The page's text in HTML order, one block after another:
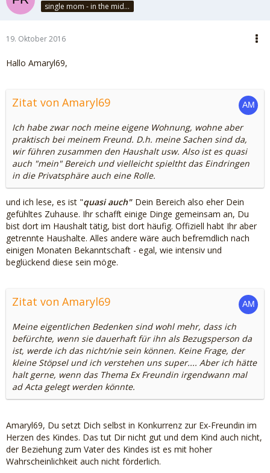
single mom - in the middle of felicity
19. Oktober 2016
Hallo Amaryl69,
Zitat von Amaryl69
Ich habe zwar noch meine eigene Wohnung, wohne aber
praktisch bei meinem Freund. D.h. meine Sachen sind da,
wir führen zusammen den Haushalt usw. Also ist es quasi
auch "mein" Bereich und vielleicht spieltht das Eindringen
in die Privatsphäre auch eine Rolle.
und ich lese, es ist "quasi auch" Dein Bereich also eher Dein
gefühltes Zuhause. Ihr schafft einige Dinge gemeinsam an, Du
bist dort im Haushalt tätig, bist dort häufig. Offiziell habt Ihr aber
getrennte Haushalte. Alles andere wäre auch befremdlich nach
einigen Monaten Bekanntschaft - egal, wie intensiv und
beglückend diese sein möge.
Zitat von Amaryl69
Meine eigentlichen Bedenken sind wohl mehr, dass ich
befürchte, wenn sie dauerhaft für ihn als Bezugsperson da
ist, werde ich das nicht/nie sein können. Keine Frage, der
kleine Stöpsel und ich verstehen uns super.... Aber ich hätte
halt gerne, wenn das Thema Ex Freundin irgendwann mal
ad Acta gelegt werden könnte.
Amaryl69, Du setzt Dich selbst in Konkurrenz zur Ex-Freundin im
Herzen des Kindes. Das tut Dir nicht gut und dem Kind auch nicht,
der Beziehung zum Vater des Kindes ist es mit hoher
Wahrscheinlichkeit auch nicht förderlich.